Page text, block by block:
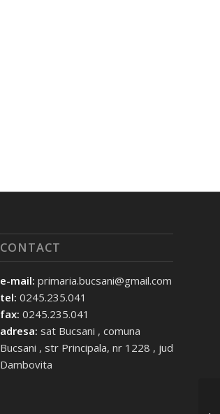
CONTACT
e-mail: primaria.bucsani@gmail.com
tel: 0245.235.041
fax: 0245.235.041
adresa: sat Bucsani , comuna
Bucsani , str Principala, nr 1228 , jud
Dambovita